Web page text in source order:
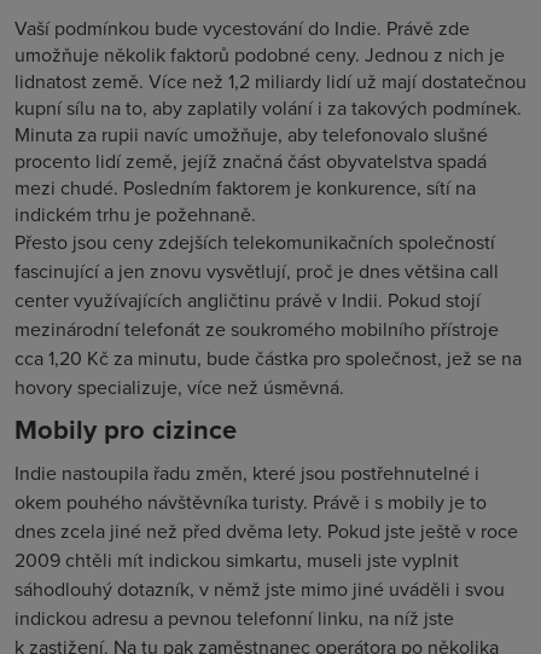
Vaší podmínkou bude vycestování do Indie. Právě zde
umožňuje několik faktorů podobné ceny. Jednou z nich je
lidnatost země. Více než 1,2 miliardy lidí už mají dostatečnou
kupní sílu na to, aby zaplatily volání i za takových podmínek.
Minuta za rupii navíc umožňuje, aby telefonovalo slušné
procento lidí země, jejíž značná část obyvatelstva spadá
mezi chudé. Posledním faktorem je konkurence, sítí na
indickém trhu je požehnaně.
Přesto jsou ceny zdejších telekomunikačních společností
fascinující a jen znovu vysvětlují, proč je dnes většina call
center využívajících angličtinu právě v Indii. Pokud stojí
mezinárodní telefonát ze soukromého mobilního přístroje
cca 1,20 Kč za minutu, bude částka pro společnost, jež se na
hovory specializuje, více než úsměvná.
Mobily pro cizince
Indie nastoupila řadu změn, které jsou postřehnutelné i
okem pouhého návštěvníka turisty. Právě i s mobily je to
dnes zcela jiné než před dvěma lety. Pokud jste ještě v roce
2009 chtěli mít indickou simkartu, museli jste vyplnit
sáhodlouhý dotazník, v němž jste mimo jiné uváděli i svou
indickou adresu a pevnou telefonní linku, na níž jste
k zastižení. Na tu pak zaměstnanec operátora po několika